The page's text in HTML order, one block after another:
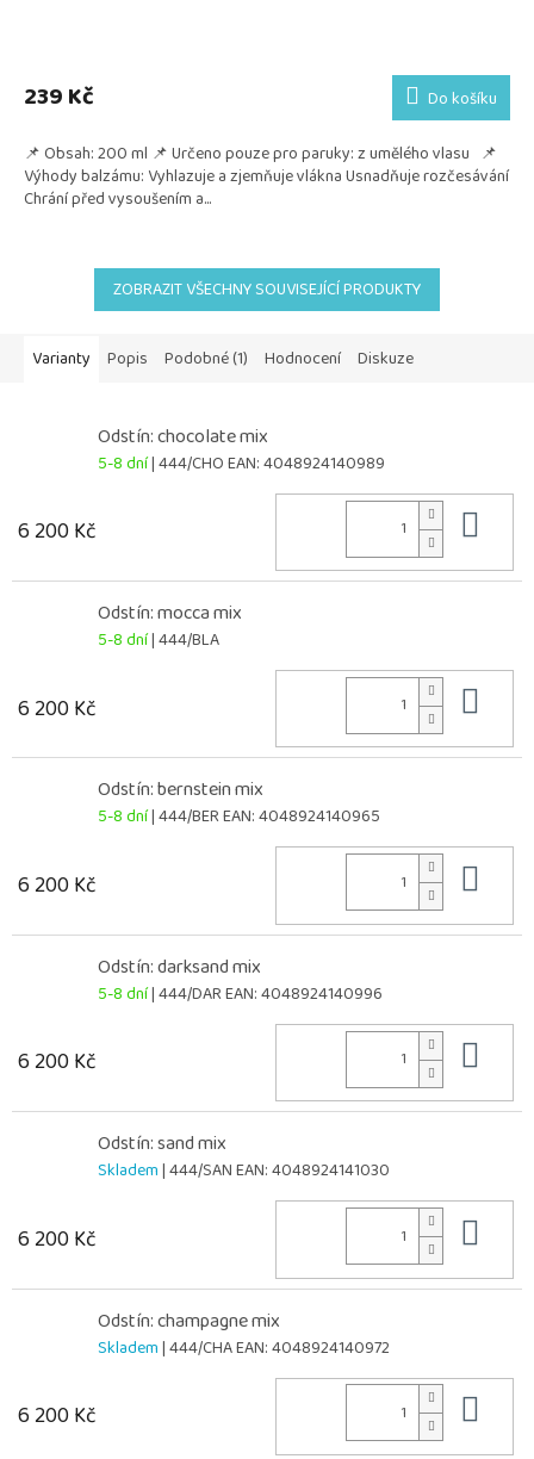
239 Kč Do košíku
📌 Obsah: 200 ml 📌 Určeno pouze pro paruky: z umělého vlasu 📌
Výhody balzámu: Vyhlazuje a zjemňuje vlákna Usnadňuje rozčesávání
Chrání před vysoušením a...
ZOBRAZIT VŠECHNY SOUVISEJÍCÍ PRODUKTY
Varianty Popis Podobné (1) Hodnocení Diskuze
Odstín: chocolate mix
5-8 dní| 444/CHOEAN:4048924140989
6 200 Kč
Odstín: mocca mix
5-8 dní| 444/BLA
6 200 Kč
Odstín: bernstein mix
5-8 dní| 444/BEREAN:4048924140965
6 200 Kč
Odstín: darksand mix
5-8 dní| 444/DAREAN:4048924140996
6 200 Kč
Odstín: sand mix
Skladem| 444/SANEAN:4048924141030
6 200 Kč
Odstín: champagne mix
Skladem| 444/CHAEAN:4048924140972
6 200 Kč